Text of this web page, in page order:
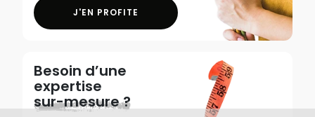
J'EN PROFITE
Besoin d’une
expertise
sur-mesure ?